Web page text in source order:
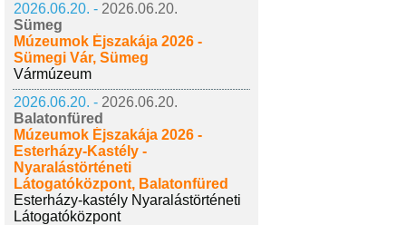
2026.06.20. - 2026.06.20.
Sümeg
Múzeumok Éjszakája 2026 -
Sümegi Vár, Sümeg
Vármúzeum
2026.06.20. - 2026.06.20.
Balatonfüred
Múzeumok Éjszakája 2026 -
Esterházy-Kastély -
Nyaralástörténeti
Látogatóközpont, Balatonfüred
Esterházy-kastély Nyaralástörténeti
Látogatóközpont